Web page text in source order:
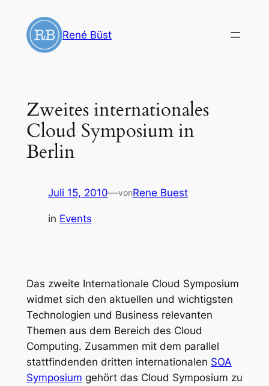
Inhalt
springen
René Büst
Zweites internationales
Cloud Symposium in
Berlin
Juli 15, 2010—vonRene Buest
in Events
Das zweite Internationale Cloud Symposium
widmet sich den aktuellen und wichtigsten
Technologien und Business relevanten
Themen aus dem Bereich des Cloud
Computing. Zusammen mit dem parallel
stattfindenden dritten internationalen SOA
Symposium gehört das Cloud Symposium zu